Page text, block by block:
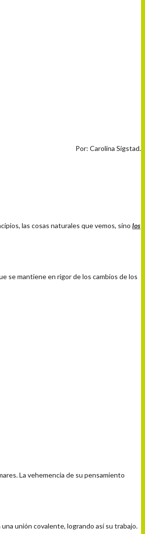
Por: Carolina Sigstad.
las cosas naturales que vemos, sino los
se mantiene en rigor de los cambios de los
La vehemencia de su pensamiento
unión covalente, logrando así su trabajo.